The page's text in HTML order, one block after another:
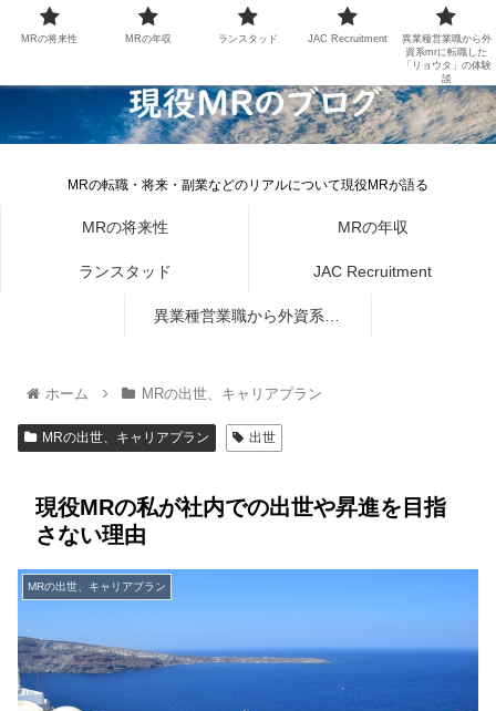
MRの転職・将来・副業などのリアルについて現役MRが語る
MRの将来性 MRの年収
ランスタッド JAC Recruitment
異業種営業職から外資系mr
験談
ホーム MRの出世、キャリアプラン
MRの出世、キャリアプラン 出世
現役MRの私が社内での出世や昇進を目指
さない理由
MRの出世、キャリアプラン
MRの将来性 MRの年収 ランスタッド JAC Recruitment
異業種営業職から外
資系mrに転職した
「リョウタ」の体験
談